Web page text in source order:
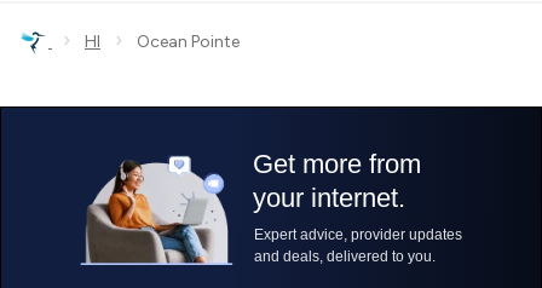
› HI › Ocean Pointe